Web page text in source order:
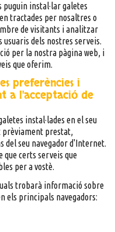
puguin instal·lar galetes
tractades per nosaltres o
de visitants i analitzar
dels nostres serveis.
per la nostra pàgina web, i
que oferim.
preferències i
a l'acceptació de
instal·lades en el seu
prèviament prestat,
del seu navegador d'Internet.
que certs serveis que
per a vostè.
trobarà informació sobre
els principals navegadors: